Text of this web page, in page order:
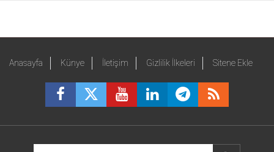
Anasayfa Künye İletişim Gizlilik İlkeleri Sitene Ekle